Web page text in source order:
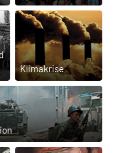
Klimakrise